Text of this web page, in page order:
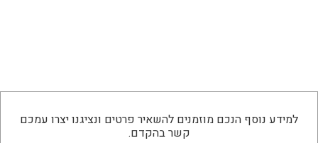
למידע נוסף הנכם מוזמנים להשאיר פרטים ונציגנו יצרו עמכם
קשר בהקדם.